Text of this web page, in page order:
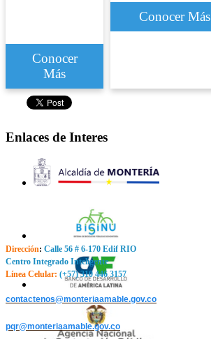
Conocer
Más
Conocer Más
Enlaces de Interes
Dirección: Calle 56 # 6-170 Edif RIO
Centro Integrado Inteligente
Línea Celular: (+57) 310 446 3157
contactenos@monteriaamable.gov.co
pqr@monteriaamable.gov.co